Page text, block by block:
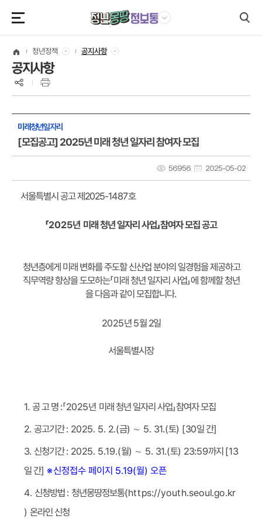
청년정책 공지사항
공지사항
미래청년일자리
[모집공고] 2025년 미래 청년 일자리 참여자 모집
56956 2025-05-02
서울특별시 공고 제2025-1487호
「2025년 미래 청년 일자리 사업」참여자 모집 공고
청년층에게 미래 변화를 주도할 신산업 분야의 일경험을 제공하고
직무역량 향상을 도모하는「미래 청년 일자리 사업」에 함께할 청년
을 다음과 같이 모집합니다.
2025년5월 2일
서울특별시장
1.공 고 명:「2025년 미래 청년 일자리 사업」참여자 모집
2.공고기간: 2025. 5. 2.(금) ∼ 5. 31.(토) [30일 간]
3. 신청기간: 2025. 5.19.(월) ∼ 5. 31.(토) 23:59까지[13
일 간]※신정접수 페이지 5.19(월) 오픈
4. 신청방법: 청년몽땅정보통(https://youth.seoul.go.kr
)온라인 신청